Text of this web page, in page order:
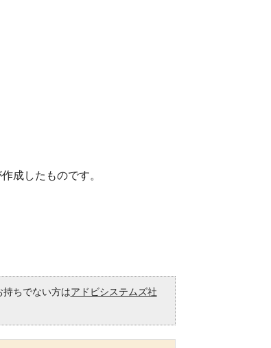
成したものです。
ちでない方はアドビシステムズ社